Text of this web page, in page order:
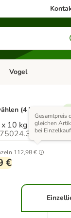
Kleintier
Kategorie-Menü
Vogel
(4 Varianten)
10 kg
112,98 €
Gesamtpreis
gleichen
bei Einzelkauf
€